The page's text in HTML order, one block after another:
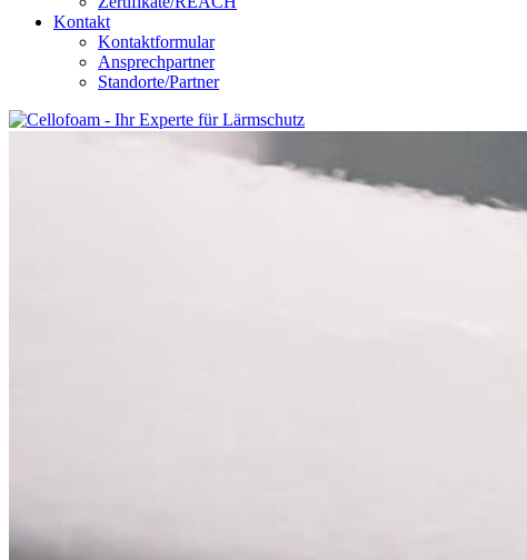
Kontakt
Kontaktformular
Ansprechpartner
Standorte/Partner